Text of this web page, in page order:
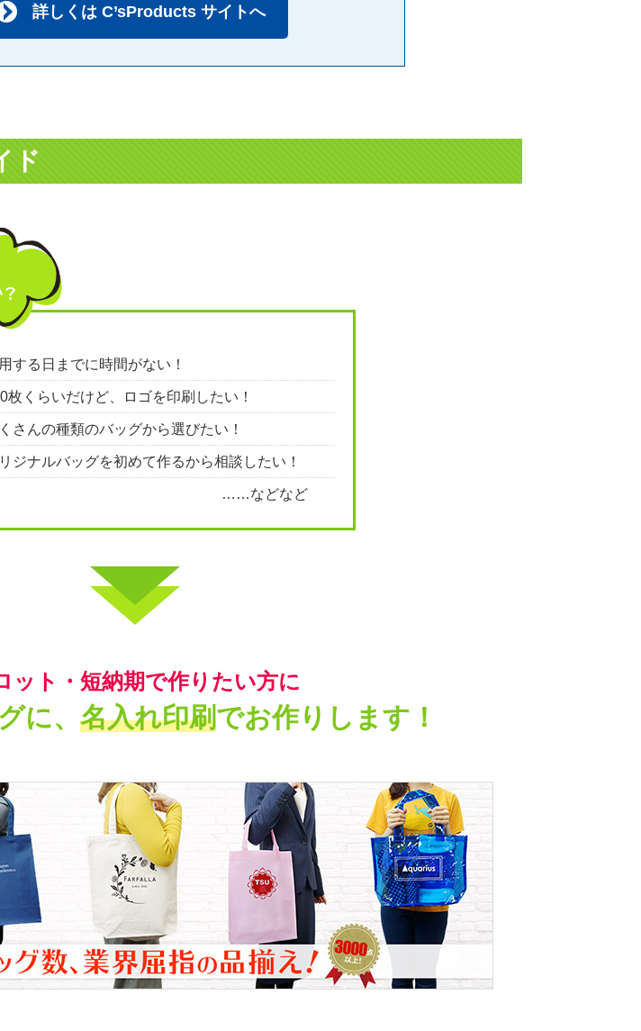
詳しくは C’sProducts サイトへ
ド
する日までに時間がない！
枚くらいだけど、ロゴを印刷したい！
さんの種類のバッグから選びたい！
ジナルバッグを初めて作るから相談したい！
……などなど
ット・短納期で作りたい方に
に、 名入れ印刷でお作りします！